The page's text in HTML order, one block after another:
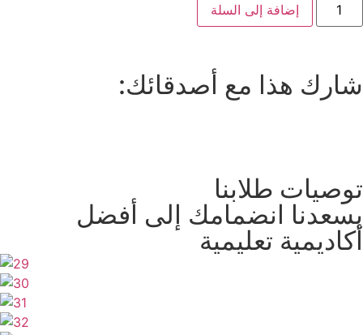
إضافة إلى السلة
شارك هذا مع أصدقائك:
توصيات طلابنا
يسعدنا انضمامك إلى أفضل
أكاديمية تعليمية